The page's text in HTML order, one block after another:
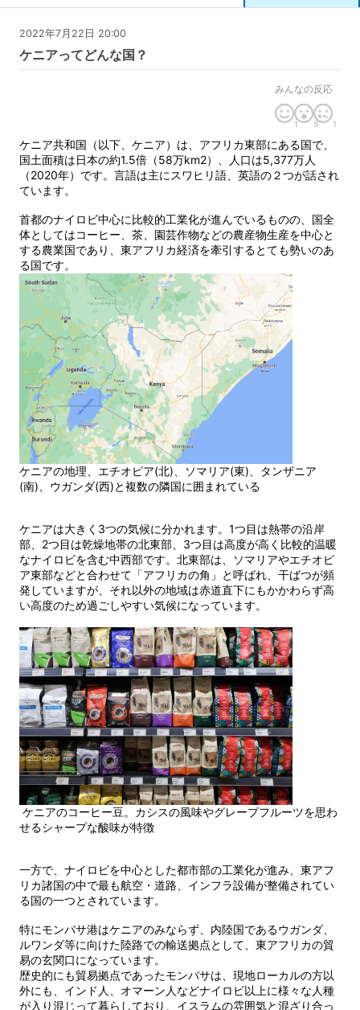
2022年7月22日 20:00
ケニアってどんな国？
みんなの反応
1 5 1
ケニア共和国（以下、ケニア）は、アフリカ東部にある国で、
国土面積は日本の約1.5倍（58万km2）、人口は5,377万人
（2020年）です。言語は主にスワヒリ語、英語の２つが話され
ています。
首都のナイロビ中心に比較的工業化が進んでいるものの、国全
体としてはコーヒー、茶、園芸作物などの農産物生産を中心と
する農業国であり、東アフリカ経済を牽引するとても勢いのあ
る国です。
ケニアの地理、エチオピア(北)、ソマリア(東)、タンザニア
(南)、ウガンダ(西)と複数の隣国に囲まれている
ケニアは大きく3つの気候に分かれます。1つ目は熱帯の沿岸
部、2つ目は乾燥地帯の北東部、3つ目は高度が高く比較的温暖
なナイロビを含む中西部です。北東部は、ソマリアやエチオピ
ア東部などと合わせて「アフリカの角」と呼ばれ、干ばつが頻
発していますが、それ以外の地域は赤道直下にもかかわらず高
い高度のため過ごしやすい気候になっています。
ケニアのコーヒー豆。カシスの風味やグレープフルーツを思わ
せるシャープな酸味が特徴
一方で、ナイロビを中心とした都市部の工業化が進み、東アフ
リカ諸国の中で最も航空・道路、インフラ設備が整備されてい
る国の一つとされています。
特にモンバサ港はケニアのみならず、内陸国であるウガンダ、
ルワンダ等に向けた陸路での輸送拠点として、東アフリカの貿
易の玄関口になっています。
歴史的にも貿易拠点であったモンバサは、現地ローカルの方以
外にも、インド人、オマーン人などナイロビ以上に様々な人種
が入り混じって暮らしており、イスラムの雰囲気と混ざり合っ